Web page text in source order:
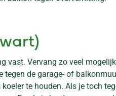
vast. Vervang zo veel
de garage- of
te houden. Als je toch